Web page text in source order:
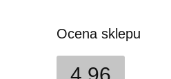
Ocena sklepu